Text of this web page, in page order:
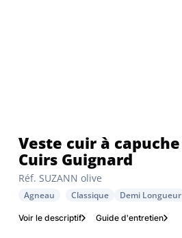
Réf. SUZANN olive
Veste cuir à capuche femme olive
Cuirs Guignard
Agneau Classique Demi Longueur
Voir le descriptif Guide d'entretien